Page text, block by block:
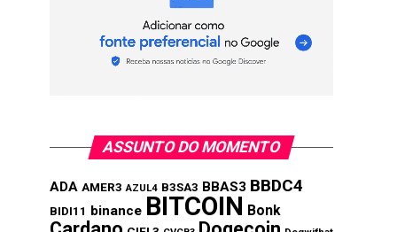
ASSUNTO DO MOMENTO
ADA AMER3 AZUL4 B3SA3 BBAS3 BBDC4
BIDI11 binance BITCOIN Bonk